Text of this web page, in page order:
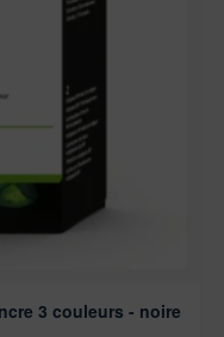
3 couleurs - noire